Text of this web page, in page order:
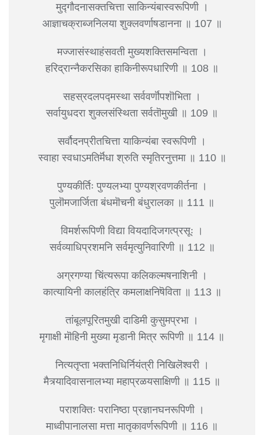
मुद्गौदनासक्तचित्ता साकिन्यंबास्वरूपिणी ।
आज्ञाचक्राब्जनिलया शुक्लवर्णाषडानना ॥ 107 ॥
मज्जासंस्थाहंसवती मुख्यशक्तिसमन्विता ।
हरिद्रान्नैकरसिका हाकिनीरूपधारिणी ॥ 108 ॥
सहस्रदलपद्मस्था सर्ववर्णॊपशॊभिता ।
सर्वायुधदरा शुक्लसंस्थिता सर्वतॊमुखी ॥ 109 ॥
सर्वौदनप्रीतचित्ता याकिन्यंबा स्वरूपिणी ।
स्वाहा स्वधाऽमतिर्मॆधा श्रुति स्मृतिरनुत्तमा ॥ 110 ॥
पुण्यकीर्तिः पुण्यलभ्या पुण्यश्रवणकीर्तना ।
पुलॊमजार्जिता बंधमॊचनी बंधुरालका ॥ 111 ॥
विमर्शरूपिणी विद्या वियदादिजगत्प्रसूः ।
सर्वव्याधिप्रशमनि सर्वमृत्युनिवारिणी ॥ 112 ॥
अग्रगण्या चिंत्यरूपा कलिकल्मषनाशिनी ।
कात्यायिनी कालहंत्रि कमलाक्षनिषॆविता ॥ 113 ॥
तांबूलपूरितमुखी दाडिमी कुसुमप्रभा ।
मृगाक्षी मॊहिनी मुख्या मृडानी मित्र रूपिणी ॥ 114 ॥
नित्यतृप्ता भक्तनिधिर्नियंत्री निखिलॆश्वरी ।
मैत्र्यादिवासनालभ्या महाप्रळयसाक्षिणी ॥ 115 ॥
पराशक्तिः परानिष्ठा प्रज्ञानघनरूपिणी ।
माध्वीपानालसा मत्ता मातृकावर्णरूपिणी ॥ 116 ॥